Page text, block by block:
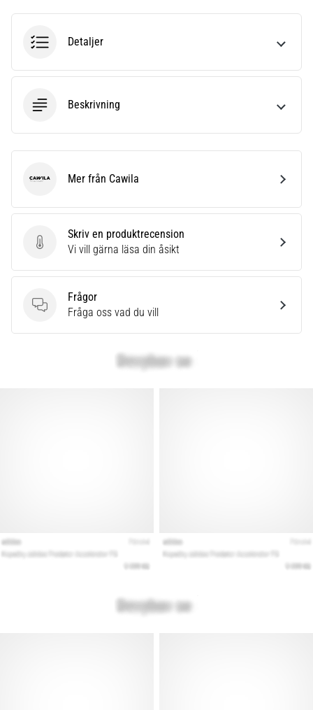
Detaljer
Beskrivning
Skriv en produktrecension
Skriv en produktrecension
Vi vill gärna läsa din åsikt
Frågor
Frågor
Fråga oss vad du vill
Cawila Mer från Cawila